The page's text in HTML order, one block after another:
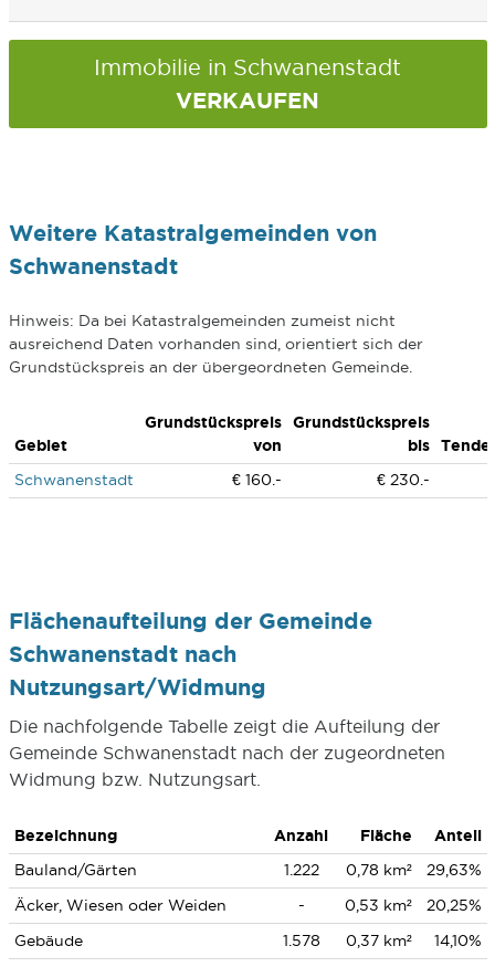
Immobilie in Schwanenstadt
VERKAUFEN
Weitere Katastralgemeinden von
Schwanenstadt
Hinweis: Da bei Katastralgemeinden zumeist nicht
ausreichend Daten vorhanden sind, orientiert sich der
Grundstückspreis an der übergeordneten Gemeinde.
Gebiet
Grundstückspreis
von
Grundstückspreis
bis
Schwanenstadt
€ 160.- € 230.-
Flächenaufteilung der Gemeinde
Schwanenstadt nach
Nutzungsart/Widmung
Die nachfolgende Tabelle zeigt die Aufteilung der
Gemeinde Schwanenstadt nach der zugeordneten
Widmung bzw. Nutzungsart.
Bezeichnung Anzahl Fläche
Anteil
Bauland/Gärten
1.222 0,78 km²
29,63%
Äcker, Wiesen oder Weiden
- 0,53 km²
20,25%
Gebäude
1.578 0,37 km² 14,10%